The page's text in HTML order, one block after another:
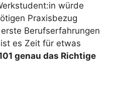
würde
Praxisbezug
Berufserfahrungen
es Zeit für etwas
genau das Richtige